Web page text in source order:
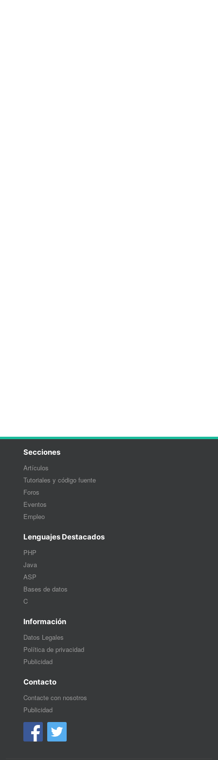
Secciones
Artículos
Tutoriales y código fuente
Foros
Eventos
Empleo
Lenguajes Destacados
PHP
Java
ASP
Bases de datos
C
Información
Datos Legales
Política de privacidad
Publicidad
Contacto
Contacte con nosotros
Publicidad